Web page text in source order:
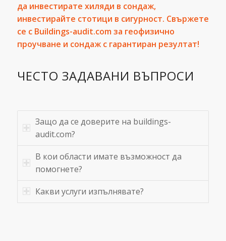
да инвестирате хиляди в сондаж,
инвестирайте стотици в сигурност. Свържете
се с Buildings-audit.com за геофизично
проучване и сондаж с гарантиран резултат!
ЧЕСТО ЗАДАВАНИ ВЪПРОСИ
Защо да се доверите на buildings-
audit.com?
В кои области имате възможност да
помогнете?
Какви услуги изпълнявате?